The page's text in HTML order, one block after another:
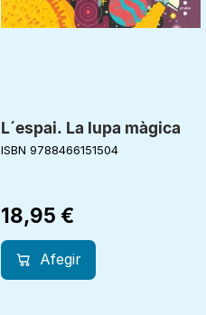
L´espai. La lupa màgica
ISBN 9788466151504
18,95 €
Afegir